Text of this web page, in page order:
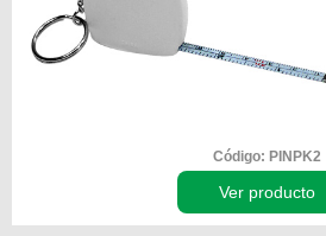
Código: PINPK2
Ver producto